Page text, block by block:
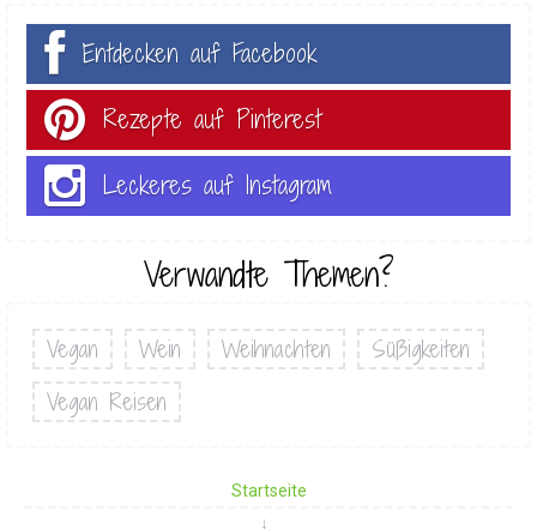
Entdecken auf Facebook
Rezepte auf Pinterest
Leckeres auf Instagram
Verwandte Themen?
Vegan Wein Weihnachten
Süßigkeiten
Vegan Reisen
Startseite